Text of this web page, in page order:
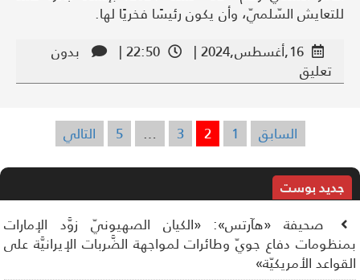
للتعايش السّلميّ، وأن يكون رئيسًا فخريًا لها.
16,أغسطس,2024 |
22:50 |
بدون
تعليق
صفحات
المقالات
السابق … التالي
جديد بوست
صحيفة «هآرتس»: «الكيان الصهيونيّ زوَّد الإمارات
دفاع جويّ وطائرات لمواجهة الضَّربات الإيرانيَّة على
الأمريكيّة»